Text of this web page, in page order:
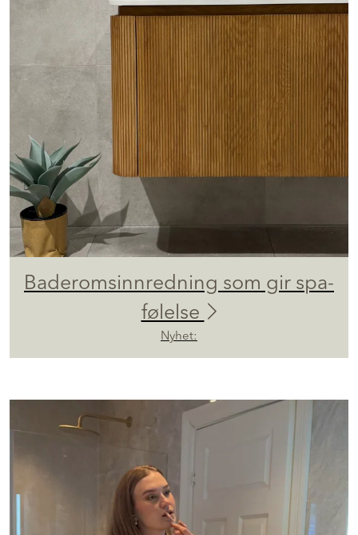
Baderomsinnredning som gir spa-
følelse
Nyhet: